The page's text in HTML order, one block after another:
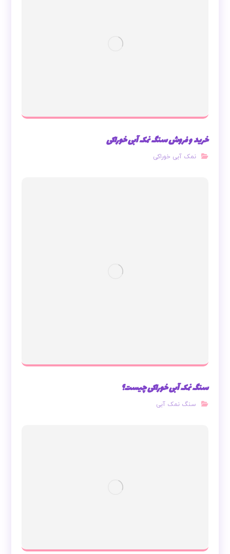
خرید و فروش سنگ نمک آبی خوراکی
نمک آبی خوراکی
سنگ نمک آبی خوراکی چیست؟
سنگ نمک آبی